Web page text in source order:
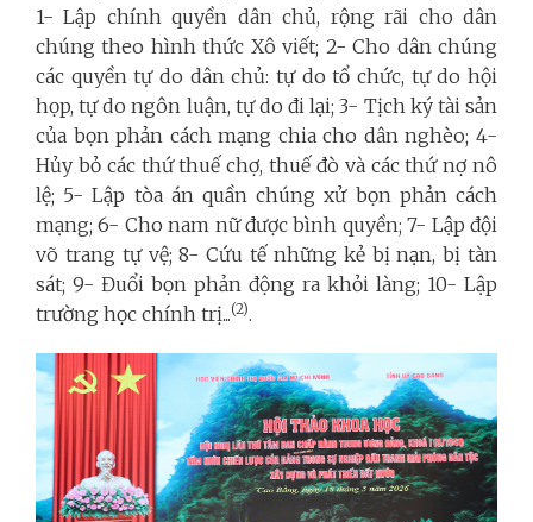
1- Lập chính quyền dân chủ, rộng rãi cho dân
chúng theo hình thức Xô viết; 2- Cho dân chúng
các quyền tự do dân chủ: tự do tổ chức, tự do hội
họp, tự do ngôn luận, tự do đi lại; 3- Tịch ký tài sản
của bọn phản cách mạng chia cho dân nghèo; 4-
Hủy bỏ các thứ thuế chợ, thuế đò và các thứ nợ nô
lệ; 5- Lập tòa án quần chúng xử bọn phản cách
mạng; 6- Cho nam nữ được bình quyền; 7- Lập đội
võ trang tự vệ; 8- Cứu tế những kẻ bị nạn, bị tàn
sát; 9- Đuổi bọn phản động ra khỏi làng; 10- Lập
trường học chính trị...(2).